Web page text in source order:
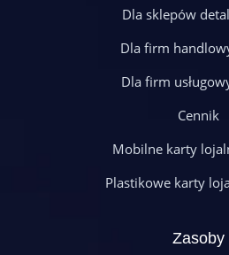
Dla sklepów
Dla firm
Dla firm
Cennik
Mobilne karty
Plastikowe karty
Zasoby